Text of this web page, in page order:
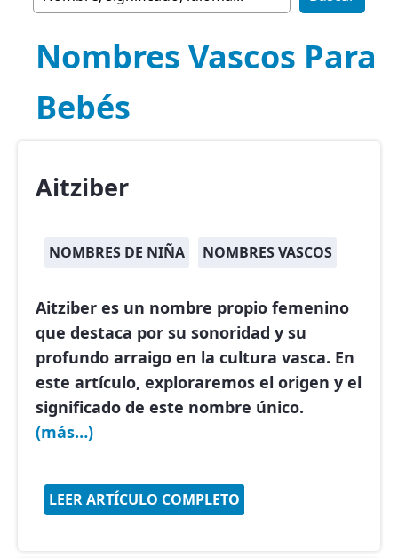
Nombres Vascos Para
Bebés
Aitziber
NOMBRES DE NIÑA NOMBRES VASCOS
Aitziber es un nombre propio femenino
que destaca por su sonoridad y su
profundo arraigo en la cultura vasca. En
este artículo, exploraremos el origen y el
significado de este nombre único.
(más…)
LEER ARTÍCULO COMPLETO